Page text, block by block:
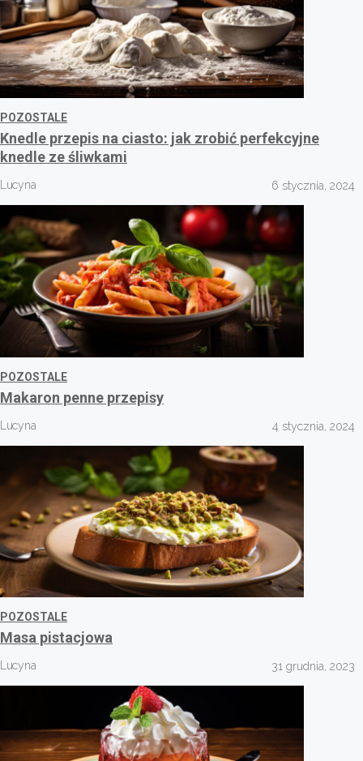
POZOSTALE
Knedle przepis na ciasto: jak zrobić perfekcyjne
knedle ze śliwkami
Lucyna 6 stycznia, 2024
POZOSTALE
Makaron penne przepisy
Lucyna 4 stycznia, 2024
POZOSTALE
Masa pistacjowa
Lucyna 31 grudnia, 2023